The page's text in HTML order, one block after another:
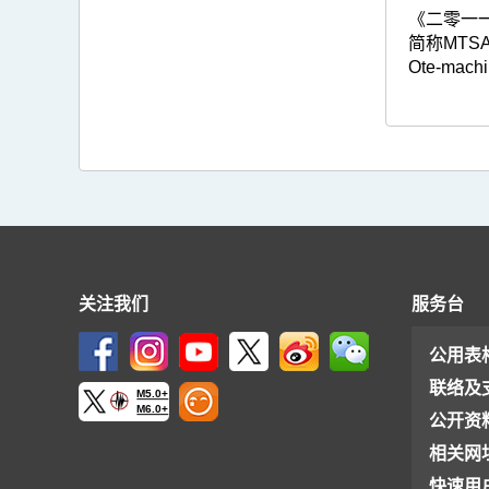
《二零
简称
Ote-
关注我们
M5.0+
M6.0+
服务台
公用表
联络及
公开资
相关网